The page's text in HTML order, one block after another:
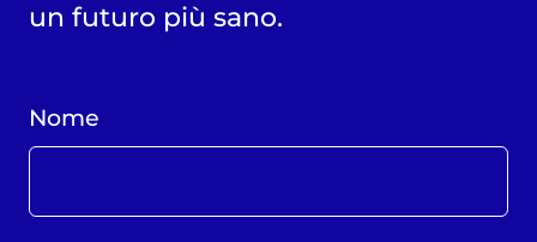
un futuro più sano.
Nome